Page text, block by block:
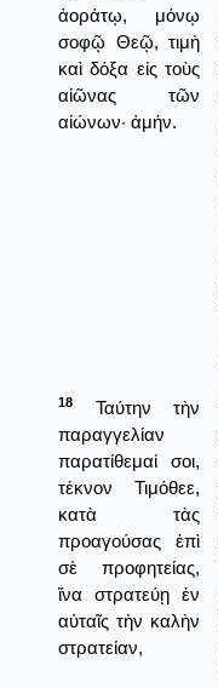
ἀοράτῳ, μόνῳ
σοφῷ Θεῷ, τιμὴ
καὶ δόξα εἰς τοὺς
αἰῶνας τῶν
αἰώνων· ἀμήν.
18
Ταύτην τὴν
παραγγελίαν
παρατίθεμαί σοι,
τέκνον Τιμόθεε,
κατὰ τὰς
προαγούσας ἐπὶ
σὲ προφητείας,
ἵνα στρατεύῃ ἐν
αὐταῖς τὴν καλὴν
στρατείαν,